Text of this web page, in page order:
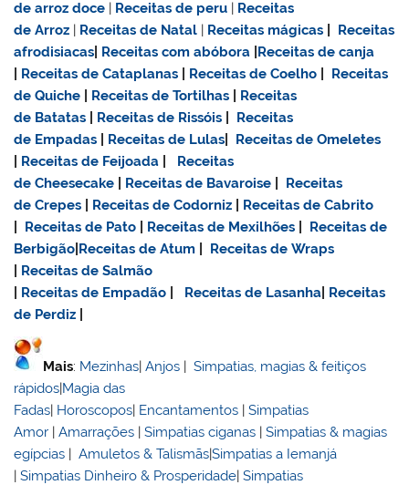
dearroz doce Receitas de peru
Receitas
de Arroz
Receitas de Natal Receitas mágicas
Receitas
afrodisiacas
Receitas com abóbora
Receitas de canja
Receitas de Cataplanas Receitas de Coelho
Receitas
de Quiche
Receitas de Tortilhas
Receitas
de Batatas
Receitas de Rissóis
Receitas
de Empadas
Receitas de Lulas
Receitas de Omeletes
Receitas de Feijoada
Receitas
de Cheesecake
Receitas de Bavaroise
Receitas
de Crepes
Receitas de Codorniz
Receitas de Cabrito
Receitas de Pato Receitas de Mexilhões
Receitas de
Berbigão Receitas de Atum
Receitas de Wraps
Receitas de Salmão
Receitas de Empadão Receitas de Lasanha
Receitas
de Perdiz
Mais: Mezinhas|Anjos |Simpatias, magias & feitiços
rápidos|Magia das
Fadas| Horoscopos| Encantamentos |Simpatias
Amor |Amarrações |Simpatias ciganas |Simpatias & magias
egípcias |Amuletos & Talismãs|Simpatias a Iemanjá
|Simpatias Dinheiro & Prosperidade|Simpatias